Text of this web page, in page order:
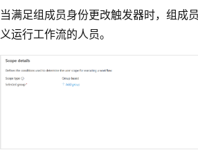
当满足组成员身份更改触发器时，组成
义运行工作流的人员。